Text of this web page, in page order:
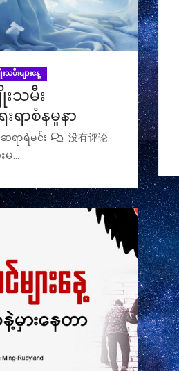
သမီးများနေ့
သမီး
ရာစံနမူနာ
ဆရာရဲမင်း 没有评论
…